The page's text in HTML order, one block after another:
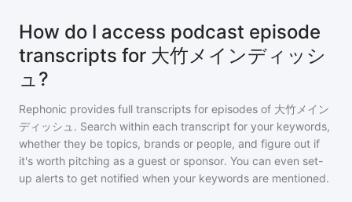
How do I access podcast episode
transcripts for 大竹メインディッシ
ュ?
Rephonic provides full transcripts for episodes of 大竹メイン
ディッシュ . Search within each transcript for your keywords,
whether they be topics, brands or people, and figure out if
it's worth pitching as a guest or sponsor. You can even set-
up alerts to get notified when your keywords are mentioned.